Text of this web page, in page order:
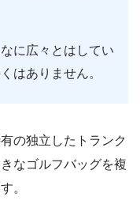
に広々とはしてい
はありません。
の独立したトランク
なゴルフバッグを複
。